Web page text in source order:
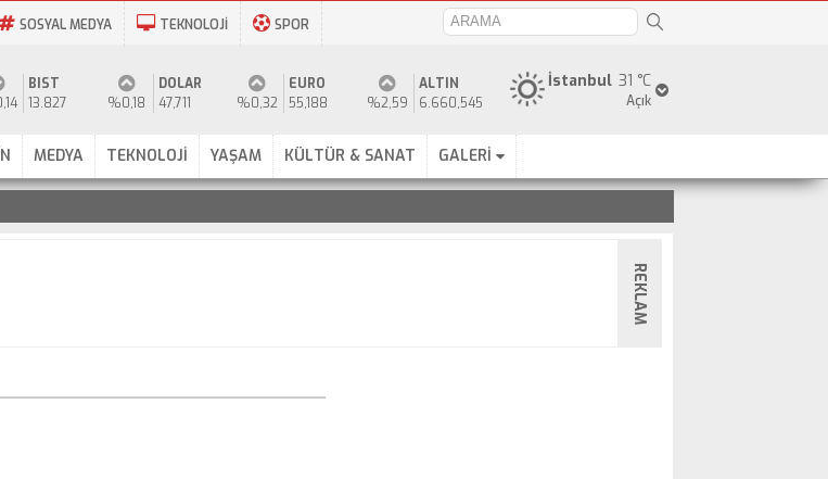
SOSYAL MEDYA TEKNOLOJİ SPOR
31 °C
İstanbul
Açık
BIST
13.827
%0,18
DOLAR
47,711
%0,32
EURO
55,188
%2,59
ALTIN
6.660,545
MEDYA TEKNOLOJİ YAŞAM KÜLTÜR & SANAT GALERİ
REKLAM